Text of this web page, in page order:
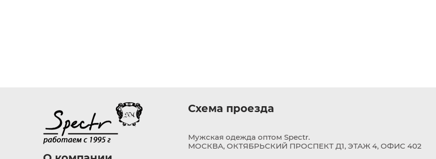
Схема проезда
Мужская одежда оптом Spectr.
МОСКВА, ОКТЯБРЬСКИЙ ПРОСПЕКТ Д1, ЭТАЖ 4, ОФИС 402